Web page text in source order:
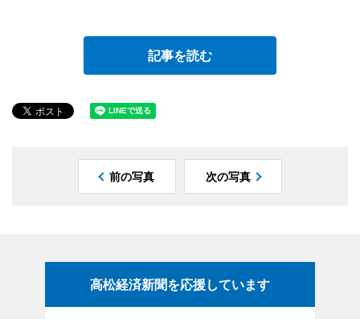
記事を読む
前の写真 次の写真
高松経済新聞を応援しています